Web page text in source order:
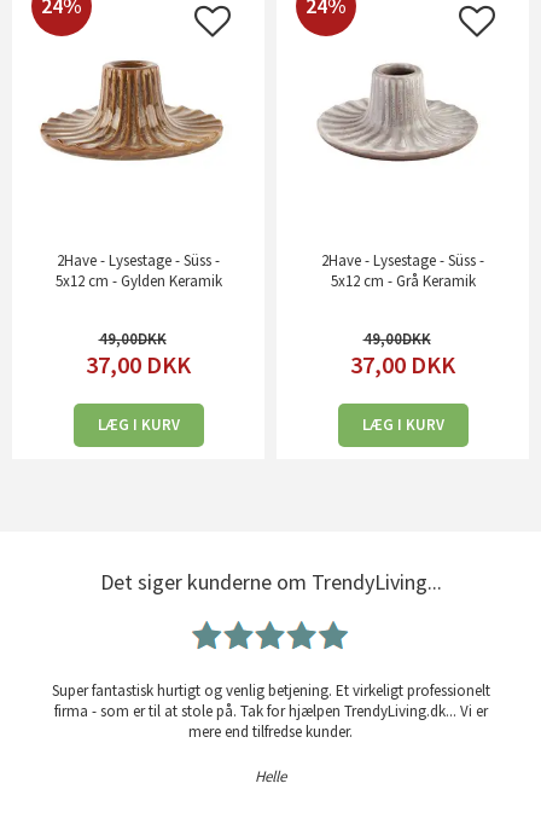
24%
2Have - Lysestage - Süss -
5x12 cm - Gylden Keramik
49,00
37,00 DKK
LÆG I KURV
24%
2Have - Lysestage - Süss -
5x12 cm - Grå Keramik
49,00
37,00 DKK
LÆG I KURV
Det siger kunderne om TrendyLiving...
Super fantastisk hurtigt og venlig betjening. Et virkeligt professionelt
firma - som er til at stole på. Tak for hjælpen TrendyLiving.dk... Vi er
mere end tilfredse kunder.
Helle